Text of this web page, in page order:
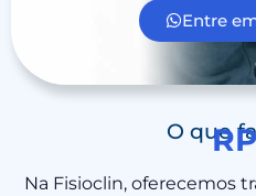
Entre
O que
Na Fisioclin, oferecemos